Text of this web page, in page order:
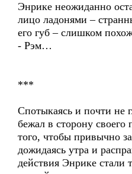
Энрике неожиданно
лицо ладонями –
его губ – слишком
- Рэм…
***
Спотыкаясь и почти не
бежал в сторону своего
того, чтобы привычно
дожидаясь утра и
действия Энрике стали